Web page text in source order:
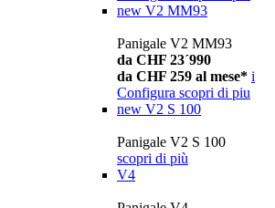
new V2 MM93
Panigale V2 MM93
da CHF 23´990
da CHF 259 al mese* i
Configura scopri di piu
new V2 S 100
Panigale V2 S 100
scopri di più
V4